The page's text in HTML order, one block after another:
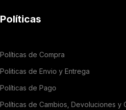
Políticas
Políticas de Compra
Politicas de Envio y Entrega
Políticas de Pago
Políticas de Cambios, Devoluciones y